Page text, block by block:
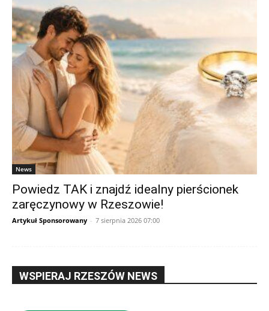
News
Powiedz TAK i znajdź idealny pierścionek
zaręczynowy w Rzeszowie!
Artykuł Sponsorowany - 7 sierpnia 2026 07:00
WSPIERAJ RZESZÓW NEWS